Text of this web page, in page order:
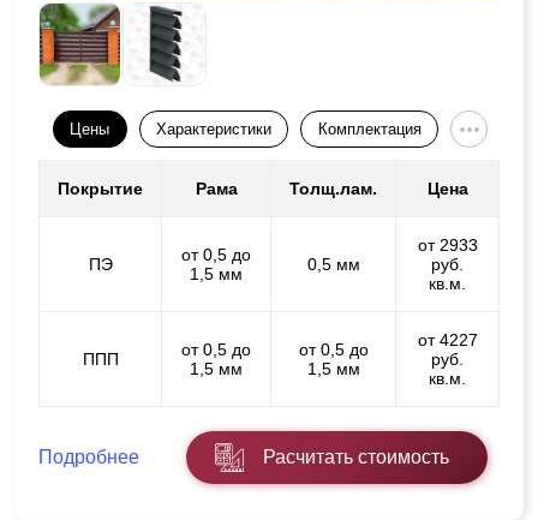
Цены Характеристики Комплектация
Покрытие Рама Толщ.лам. Цена
ПЭ
от 0,5 до
1,5 мм
0,5 мм
от 2933
руб.
кв.м.
ППП
от 0,5 до
1,5 мм
от 0,5 до
1,5 мм
от 4227
руб.
кв.м.
Подробнее Расчитать стоимость